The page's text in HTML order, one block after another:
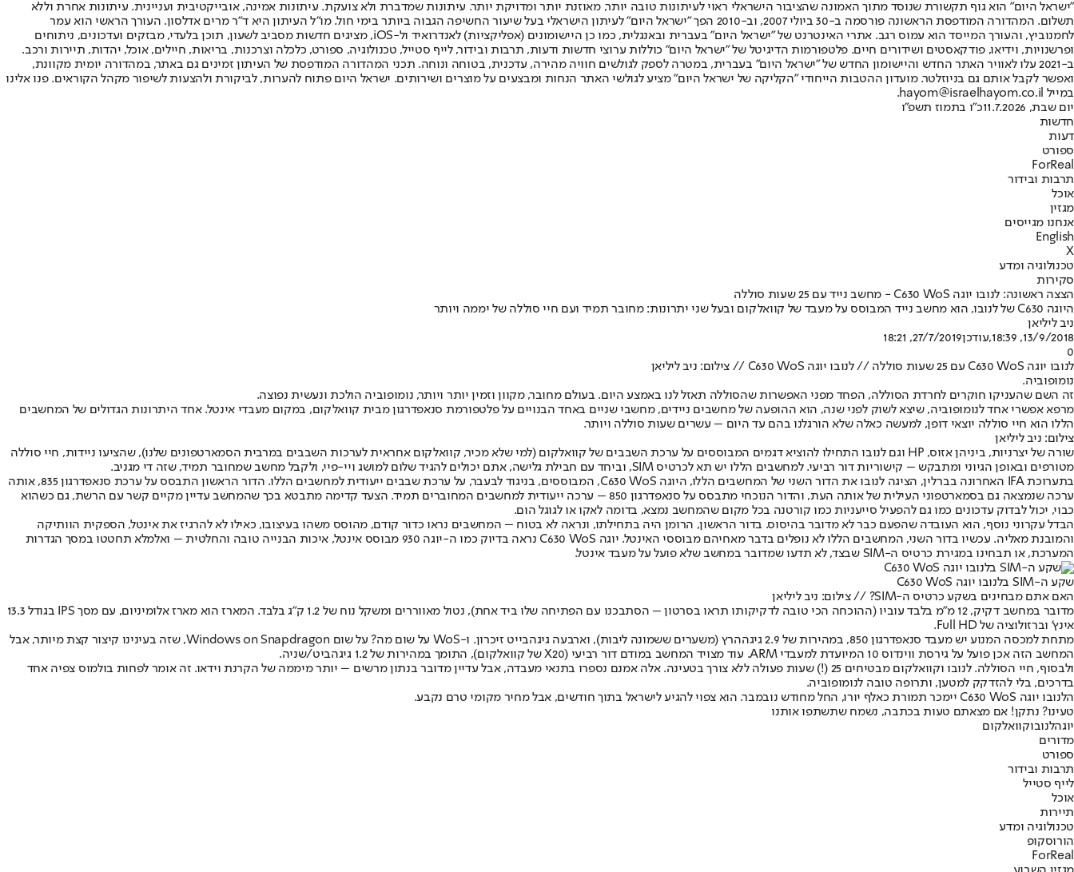
"ישראל היום" הוא גוף תקשורת שנוסד מתוך האמונה שהציבור הישראלי ראוי לעיתונות טובה יותר, מאוזנת יותר ומדויקת יותר. עיתונות שמדברת ולא צועקת. עיתונות אמינה, אובייקטיבית ועניינית. עיתונות אחרת וללא
תשלום. המהדורה המודפסת הראשונה פורסמה ב-30 ביולי 2007, וב-2010 הפך "ישראל היום" לעיתון הישראלי בעל שיעור החשיפה הגבוה ביותר בימי חול. מו"ל העיתון היא ד"ר מרים אדלסון. העורך הראשי הוא עמר
לחמנוביץ, והעורך המייסד הוא עמוס רגב. אתרי האינטרנט של "ישראל היום" בעברית ובאנגלית, כמו כן היישומונים (אפליקציות) לאנדרואיד ול-iOS, מציגים חדשות מסביב לשעון, תוכן בלעדי, מבזקים ועדכונים, ניתוחים
ופרשנויות, וידיאו, פודקאסטים ושידורים חיים. פלטפורמות הדיגיטל של "ישראל היום" כוללות ערוצי חדשות ודעות, תרבות ובידור, לייף סטייל, טכנולוגיה, ספורט, כלכלה וצרכנות, בריאות, חיילים, אוכל, יהדות, תיירות ורכב.
ב-2021 עלו לאוויר האתר החדש והיישומון החדש של "ישראל היום" בעברית, במטרה לספק לגולשים חוויה מהירה, עדכנית, בטוחה ונוחה. תכני המהדורה המודפסת של העיתון זמינים גם באתר, במהדורה יומית מקוונת,
ואפשר לקבל אותם גם בניוזלטר. מועדון ההטבות הייחודי "הקליקה של ישראל היום" מציע לגולשי האתר הנחות ומבצעים על מוצרים ושירותים. ישראל היום פתוח להערות, לביקורת ולהצעות לשיפור מקהל הקוראים. פנו אלינו
במייל hayom@israelhayom.co.il.
יום שבת, 11.7.2026
כ"ו בתמוז תשפ"ו
חדשות
דעות
ספורט
ForReal
תרבות ובידור
אוכל
מגזין
אנחנו מגייסים
English
X
טכנולוגיה ומדע
סקירות
הצצה ראשונה: לנובו יוגה C630 WoS - מחשב נייד עם 25 שעות סוללה
היוגה C630 של לנובו, הוא מחשב נייד המבוסס על מעבד של קוואלקום ובעל שני יתרונות: מחובר תמיד ועם חיי סוללה של יממה ויותר
ניב ליליאן
13/9/2018, 18:39
,עודכן27/7/2019, 18:21
0
לנובו יוגה C630 WoS עם 25 שעות סוללה // לנובו יוגה C630 WoS // צילום: ניב ליליאן
נומופוביה.
זה השם שהעניקו חוקרים לחרדת הסוללה, הפחד מפני האפשרות שהסוללה תאזל לנו באמצע היום. בעולם מחובר, מקוון וזמין יותר ויותר, נומופוביה הולכת ונעשית נפוצה.
מרפא אפשרי אחד לנומופוביה, שיצא לשוק לפני שנה, הוא ההופעה של מחשבים ניידים, מחשבי שניים באחד הבנויים על פלטפורמת סנאפדרגון מבית קוואלקום, במקום מעבדי אינטל. אחד היתרונות הגדולים של המחשבים
הללו הוא חיי סוללה יוצאי דופן, למעשה כאלה שלא הורגלנו בהם עד היום – עשרים שעות סוללה ויותר.
צילום: ניב ליליאן
שורה של יצרניות, ביניהן אזוס, HP וגם לנובו התחילו להוציא דגמים המבוססים על ערכת השבבים של קוואלקום (למי שלא מכיר, קוואלקום אחראית לערכות השבבים במרבית הסמארטפונים שלנו), שהציעו ניידות, חיי סוללה
מטורפים ובאופן הגיוני ומתבקש – קישוריות דור רביעי. למחשבים הללו יש תא לכרטיס SIM, וביחד עם חבילת גלישה, אתם יכולים להגיד שלום למושג ויי-פיי, ולקבל מחשב שמחובר תמיד, שזה די מגניב.
בתערוכת IFA האחרונה בברלין, הציגה לנובו את הדור השני של המחשבים הללו, היוגה C630 WoS, המבוססים, בניגוד לבעבר, על ערכת שבבים ייעודית למחשבים הללו. הדור הראשון התבסס על ערכת סנאפדרגון 835, אותה
ערכה שנמצאה גם בסמארטפוני העילית של אותה העת, והדור הנוכחי מתבסס על סנאפדרגון 850 – ערכה ייעודית למחשבים המחוברים תמיד. הצעד קדימה מתבטא בכך שהמחשב עדיין מקיים קשר עם הרשת, גם כשהוא
כבוי, יכול לבדוק עדכונים כמו גם להפעיל סייעניות כמו קורטנה בכל מקום שהמחשב נמצא, בדומה לאקו או לגוגל הום.
הבדל עקרוני נוסף, הוא העובדה שהפעם כבר לא מדובר בהיסוס. בדור הראשון, הרומן היה בתחילתו, ונראה לא בטוח – המחשבים נראו כדור קודם, מהוסס משהו בעיצובו, כאילו לא להרגיז את אינטל, הספקית הוותיקה
והמובנת מאליה. עכשיו בדור השני, המחשבים הללו לא נופלים בדבר מאחיהם מבוססי האינטל. יוגה C630 WoS נראה בדיוק כמו ה-יוגה 930 מבוסס אינטל, איכות הבנייה טובה והחלטית – ואלמלא תחטטו במסך הגדרות
המערכת, או תבחינו במגירת כרטיס ה-SIM שבצד, לא תדעו שמדובר במחשב שלא פועל על מעבד אינטל.
שקע ה-SIM בלנובו יוגה C630 WoS
האם אתם מבחינים בשקע כרטיס ה-SIM? // צילום: ניב ליליאן
מדובר במחשב דקיק, 12 מ"מ בלבד עוביו (ההוכחה הכי טובה לדקיקותו תראו בסרטון – הסתבכנו עם הפתיחה שלו ביד אחת), נטול מאווררים ומשקל נוח של 1.2 ק"ג בלבד. המארז הוא מארז אלומיניום, עם מסך IPS בגודל 13.3
אינץ' וברזולוציה של Full HD.
מתחת למכסה המנוע יש מעבד סנאפדרגון 850, במהירות של 2.9 גיגההרץ (משערים ששמונה ליבות), וארבעה גיגהבייט זיכרון. ו-WoS על שום מה? על שום Windows on Snapdragon, שזה בעינינו קיצור קצת מיותר, אבל
המחשב הזה אכן פועל על גירסת ווינדוס 10 המיועדת למעבדי ARM. עוד מצויד המחשב במודם דור רביעי (X20 של קוואלקום), התומך במהירות של 1.2 גיגהביט/שניה.
ולבסוף, חיי הסוללה. לנובו וקוואלקום מבטיחים 25 (!) שעות פעולה ללא צורך בטעינה. אלה אמנם נספרו בתנאי מעבדה, אבל עדיין מדובר בנתון מרשים – יותר מיממה של הקרנת וידאו. זה אומר לפחות בולמוס צפיה אחד
בדרכים, בלי להזדקק למטען, ותרופה טובה לנומופוביה.
הלנובו יוגה C630 WoS יימכר תמורת כאלף יורו, החל מחודש נובמבר. הוא צפוי להגיע לישראל בתוך חודשים, אבל מחיר מקומי טרם נקבע.
טעינו? נתקן! אם מצאתם טעות בכתבה, נשמח שתשתפו אותנו
יוגהלנובוקוואלקום
מדורים
ספורט
תרבות ובידור
לייף סטייל
אוכל
תיירות
טכנולוגיה ומדע
הורוסקופ
ForReal